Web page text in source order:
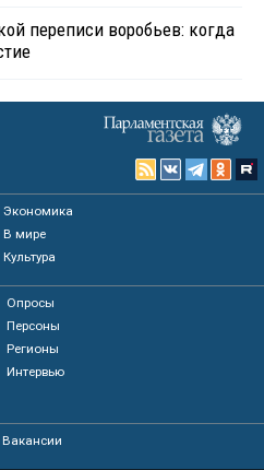
переписи воробьев: когда
Экономика
В мире
Культура
Опросы
Персоны
Регионы
Интервью
Вакансии